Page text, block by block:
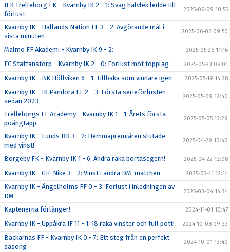
IFK Trelleborg FK - Kvarnby IK 2 - 1: Svag halvlek ledde till
förlust
2025-06-09 10:55
Kvarnby IK - Hallands Nation FF 3 - 2: Avgörande mål i
sista minuten
2025-06-02 09:50
Malmö FF Akademi - Kvarnby IK 9 - 2: 2025-05-26 11:16
FC Staffanstorp - Kvarnby IK 2 - 0: Förlust mot topplag 2025-05-23 08:01
Kvarnby IK - BK Höllviken 6 - 1: Tillbaka som vinnare igen 2025-05-19 14:28
Kvarnby IK - IK Pandora FF 2 - 3: Första serieförlusten
sedan 2023
2025-05-09 12:40
Trelleborgs FF Academy - Kvarnby IK 1 - 1: Årets första
poängtapp
2025-05-05 12:29
Kvarnby IK - Lunds BK 3 - 2: Hemmapremiären slutade
med vinst!
2025-04-29 10:40
Borgeby FK - Kvarnby IK 1 - 6: Andra raka bortasegern! 2025-04-22 12:08
Kvarnby IK - GIF Nike 3 - 2: Vinst i andra DM-matchen 2025-03-11 12:14
Kvarnby IK - Ängelholms FF 0 - 3: Förlust i inledningen av
DM
2025-03-04 14:34
Kaptenerna förlänger! 2024-11-01 10:47
Kvarnby IK - Uppåkra IF 11 - 1: 18 raka vinster och full pott! 2024-10-08 09:33
Backarnas FF - Kvarnby IK 0 - 7: Ett steg från en perfekt
säsong
2024-10-01 13:40